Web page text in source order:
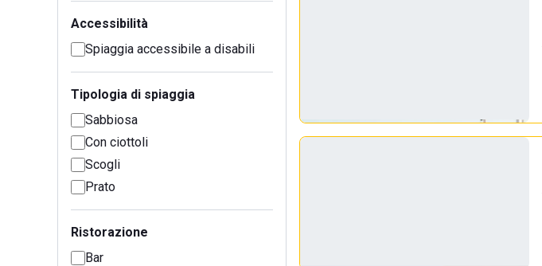
Accessibilità
Spiaggia accessibile a disabili
Tipologia di spiaggia
Sabbiosa
Con ciottoli
Scogli
Prato
Ristorazione
Bar